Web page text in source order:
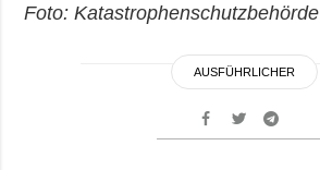
Foto: Katastrophenschutzbehörde
AUSFÜHRLICHER